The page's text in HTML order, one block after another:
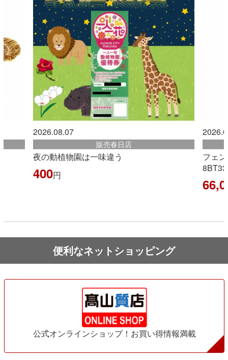
2026.08.07
販売古賀店
フェンディ ボックス ショルダーバッグ
8BT339
66,000
【
ーア
バ
便利なネットショッピング
公式オンラインショップ！お買い得情報満載